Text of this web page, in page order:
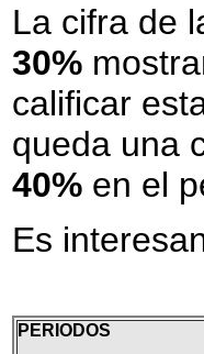
La cifra de
30%
calificar
queda una
40% en el
Es
PERIODOS